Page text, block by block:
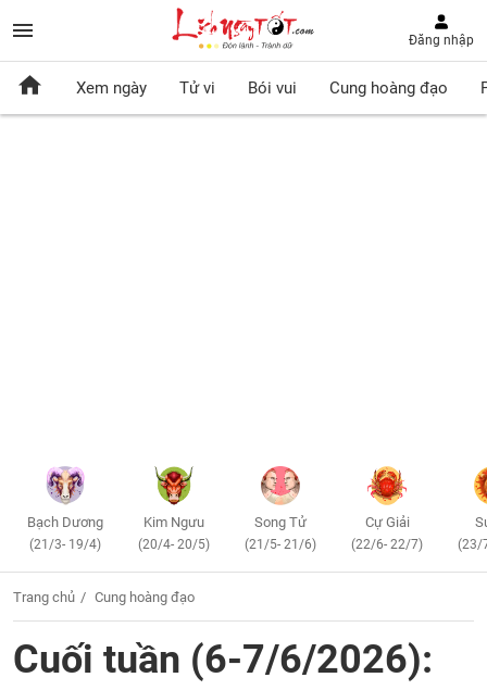
Đăng nhập
Xem ngày Tử vi Bói vui Cung hoàng đạo
Bạch Dương
(21/3- 19/4)
Kim Ngưu
(20/4- 20/5)
Song Tử
(21/5- 21/6)
Cự Giải
(22/6- 22/7) (23/
Trang chủ Cung hoàng đạo
Cuối tuần (6-7/6/2026):